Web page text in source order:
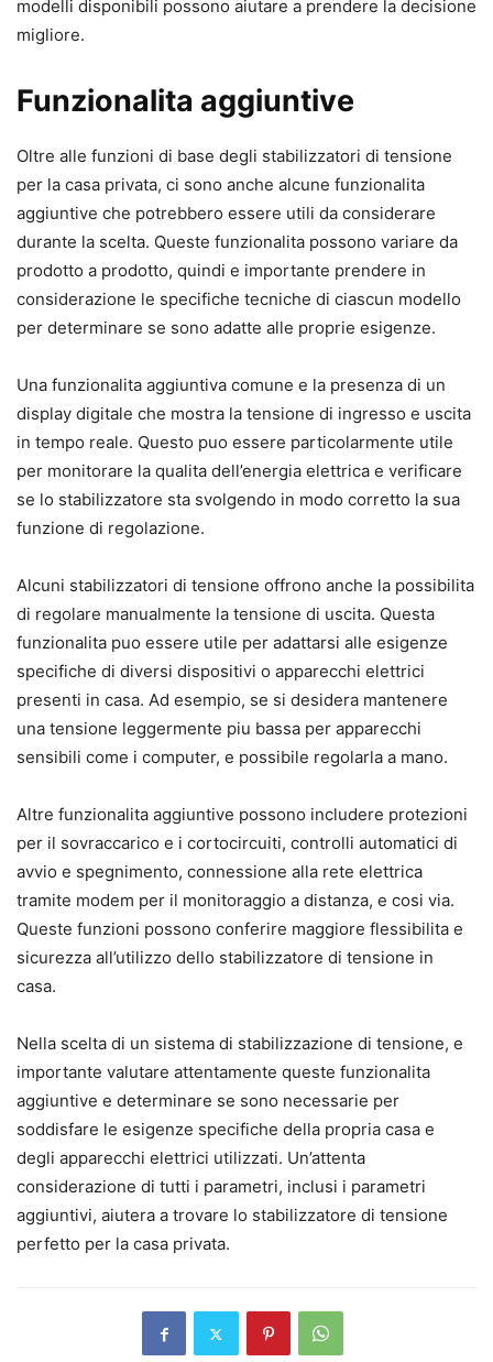
modelli disponibili possono aiutare a prendere la decisione
migliore.
Funzionalita aggiuntive
Oltre alle funzioni di base degli stabilizzatori di tensione
per la casa privata, ci sono anche alcune funzionalita
aggiuntive che potrebbero essere utili da considerare
durante la scelta. Queste funzionalita possono variare da
prodotto a prodotto, quindi e importante prendere in
considerazione le specifiche tecniche di ciascun modello
per determinare se sono adatte alle proprie esigenze.
Una funzionalita aggiuntiva comune e la presenza di un
display digitale che mostra la tensione di ingresso e uscita
in tempo reale. Questo puo essere particolarmente utile
per monitorare la qualita dell’energia elettrica e verificare
se lo stabilizzatore sta svolgendo in modo corretto la sua
funzione di regolazione.
Alcuni stabilizzatori di tensione offrono anche la possibilita
di regolare manualmente la tensione di uscita. Questa
funzionalita puo essere utile per adattarsi alle esigenze
specifiche di diversi dispositivi o apparecchi elettrici
presenti in casa. Ad esempio, se si desidera mantenere
una tensione leggermente piu bassa per apparecchi
sensibili come i computer, e possibile regolarla a mano.
Altre funzionalita aggiuntive possono includere protezioni
per il sovraccarico e i cortocircuiti, controlli automatici di
avvio e spegnimento, connessione alla rete elettrica
tramite modem per il monitoraggio a distanza, e cosi via.
Queste funzioni possono conferire maggiore flessibilita e
sicurezza all’utilizzo dello stabilizzatore di tensione in
casa.
Nella scelta di un sistema di stabilizzazione di tensione, e
importante valutare attentamente queste funzionalita
aggiuntive e determinare se sono necessarie per
soddisfare le esigenze specifiche della propria casa e
degli apparecchi elettrici utilizzati. Un’attenta
considerazione di tutti i parametri, inclusi i parametri
aggiuntivi, aiutera a trovare lo stabilizzatore di tensione
perfetto per la casa privata.